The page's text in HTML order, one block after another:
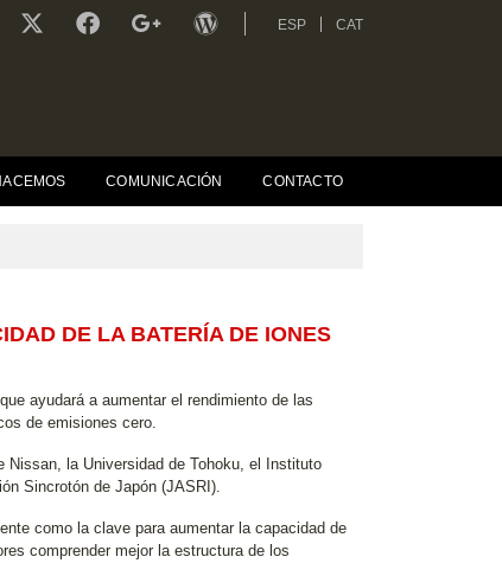
ESP CAT
COMUNICACIÓN CONTACTO
DE LA BATERÍA DE IONES
ayudará a aumentar el rendimiento de las
de emisiones cero.
la Universidad de Tohoku, el Instituto
Sincrotón de Japón (JASRI).
como la clave para aumentar la capacidad de
comprender mejor la estructura de los